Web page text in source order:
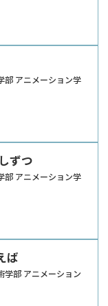
部 アニメーション学
ずつ
部 アニメーション学
ば
学部 アニメーション